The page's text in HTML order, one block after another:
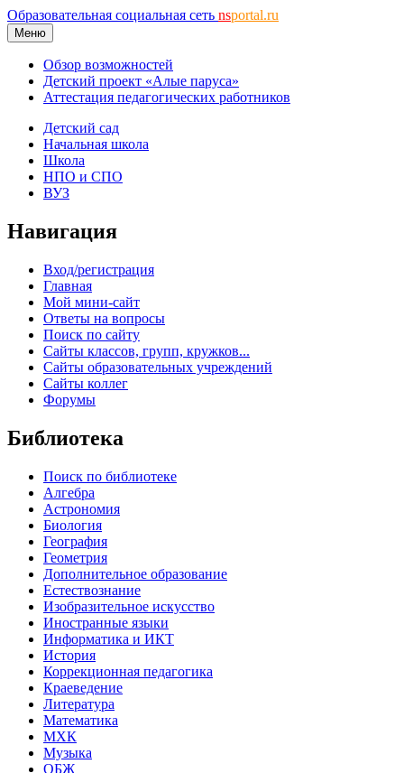
Образовательная социальная сеть nsportal.ru
Меню
Обзор возможностей
Детский проект «Алые паруса»
Аттестация педагогических работников
Детский сад
Начальная школа
Школа
НПО и СПО
ВУЗ
Навигация
Вход/регистрация
Главная
Мой мини-сайт
Ответы на вопросы
Поиск по сайту
Сайты классов, групп, кружков...
Сайты образовательных учреждений
Сайты коллег
Форумы
Библиотека
Поиск по библиотеке
Алгебра
Астрономия
Биология
География
Геометрия
Дополнительное образование
Естествознание
Изобразительное искусство
Иностранные языки
Информатика и ИКТ
История
Коррекционная педагогика
Краеведение
Литература
Математика
МХК
Музыка
ОБЖ